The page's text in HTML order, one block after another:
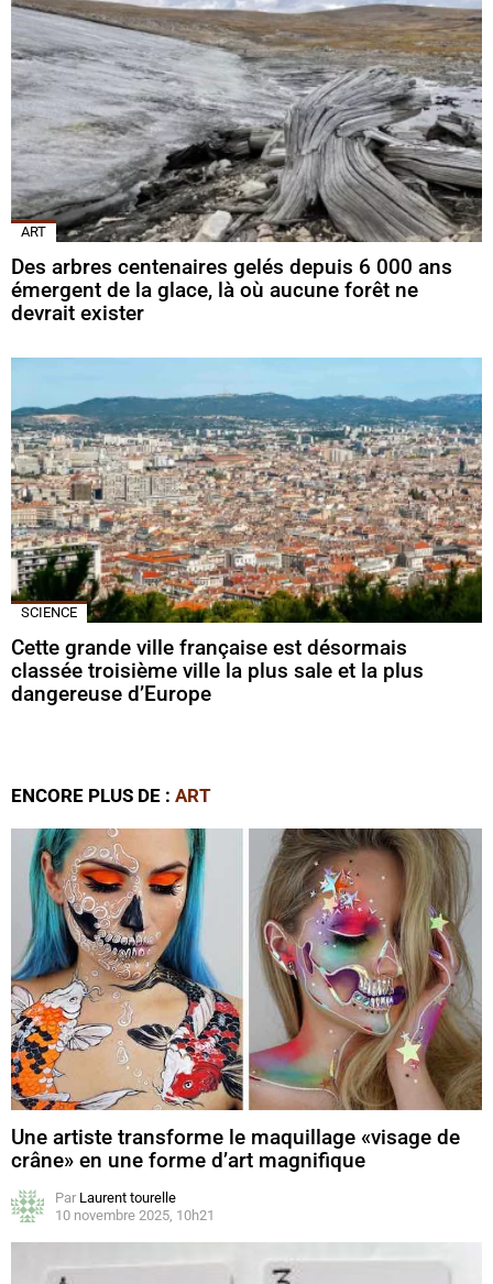
ART
Des arbres centenaires gelés depuis 6 000 ans
émergent de la glace, là où aucune forêt ne
devrait exister
SCIENCE
Cette grande ville française est désormais
classée troisième ville la plus sale et la plus
dangereuse d’Europe
ENCORE PLUS DE : ART
Une artiste transforme le maquillage «visage de
crâne» en une forme d’art magnifique
Par Laurent tourelle
10 novembre 2025, 10h21